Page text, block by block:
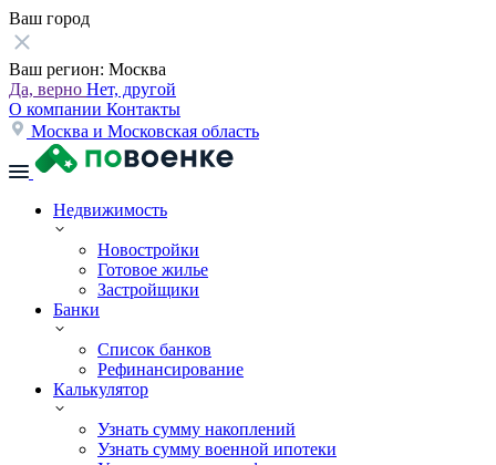
Ваш город
Ваш регион: Москва
Да, верно Нет, другой
О компании Контакты
Москва и Московская область
Недвижимость
Новостройки
Готовое жилье
Застройщики
Банки
Список банков
Рефинансирование
Калькулятор
Узнать сумму накоплений
Узнать сумму военной ипотеки